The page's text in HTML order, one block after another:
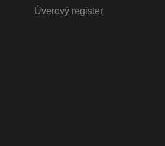
Úverový register